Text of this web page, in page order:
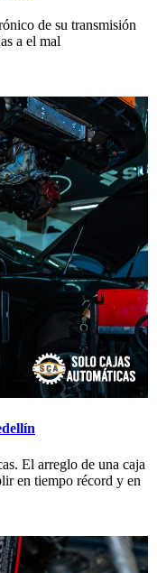
de su transmisión
a el mal
El arreglo de una caja
en tiempo récord y en